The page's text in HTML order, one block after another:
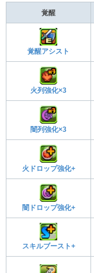
覚醒
覚醒アシスト
火列強化×3
闇列強化×3
火ドロップ強化+
闇ドロップ強化+
スキルブースト+